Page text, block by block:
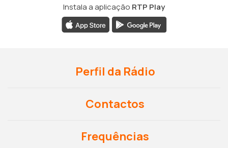
Instala a aplicação RTP Play
Perfil da Rádio
Contactos
Frequências